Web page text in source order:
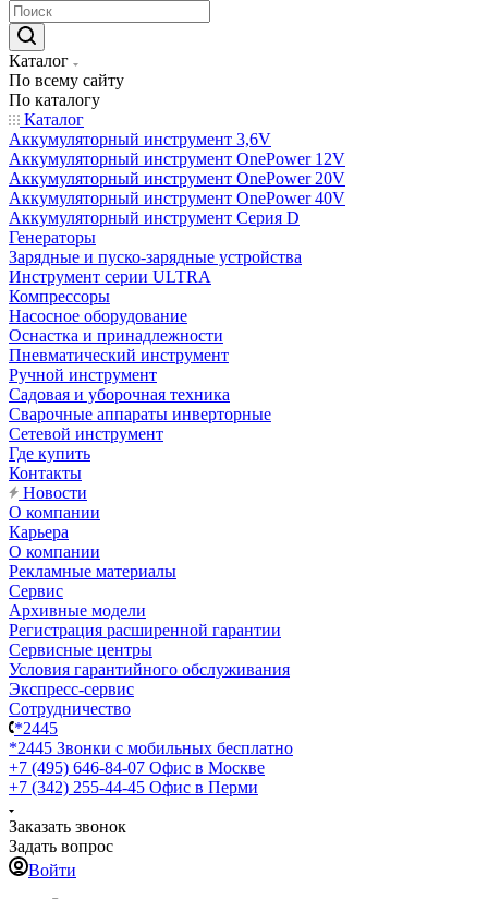
Каталог
По всему сайту
По каталогу
Каталог
Аккумуляторный инструмент 3,6V
Аккумуляторный инструмент OnePower 12V
Аккумуляторный инструмент OnePower 20V
Аккумуляторный инструмент OnePower 40V
Аккумуляторный инструмент Серия D
Генераторы
Зарядные и пуско-зарядные устройства
Инструмент серии ULTRA
Компрессоры
Насосное оборудование
Оснастка и принадлежности
Пневматический инструмент
Ручной инструмент
Садовая и уборочная техника
Сварочные аппараты инверторные
Сетевой инструмент
Где купить
Контакты
Новости
О компании
Карьера
О компании
Рекламные материалы
Сервис
Архивные модели
Регистрация расширенной гарантии
Сервисные центры
Условия гарантийного обслуживания
Экспресс-сервис
Сотрудничество
*2445
*2445 Звонки с мобильных бесплатно
+7 (495) 646-84-07 Офис в Москве
+7 (342) 255-44-45 Офис в Перми
Заказать звонок
Задать вопрос
Войти